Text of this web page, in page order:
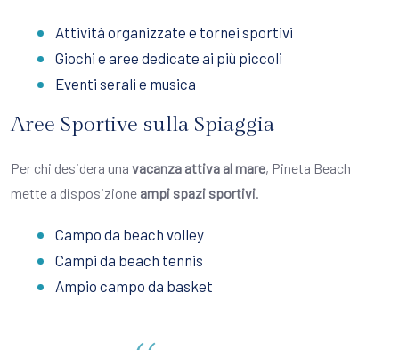
Attività organizzate e tornei sportivi
Giochi e aree dedicate ai più piccoli
Eventi serali e musica
Aree Sportive sulla Spiaggia
Per chi desidera una vacanza attiva al mare, Pineta Beach
mette a disposizione ampi spazi sportivi
Campo da beach volley
Campi da beach tennis
Ampio campo da basket